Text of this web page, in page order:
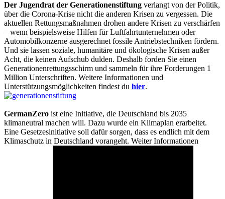
Der Jugendrat der Generationenstiftung verlangt von der Politik,
über die Corona-Krise nicht die anderen Krisen zu vergessen. Die
aktuellen Rettungsmaßnahmen drohen andere Krisen zu verschärfen
– wenn beispielsweise Hilfen für Luftfahrtunternehmen oder
Automobilkonzerne ausgerechnet fossile Antriebstechniken fördern.
Und sie lassen soziale, humanitäre und ökologische Krisen außer
Acht, die keinen Aufschub dulden. Deshalb forden Sie einen
Generationenrettungsschirm und sammeln für ihre Forderungen 1
Million Unterschriften. Weitere Informationen und
Unterstützungsmöglichkeiten findest du hier.
GermanZero ist eine Initiative, die Deutschland bis 2035
klimaneutral machen will. Dazu wurde ein Klimaplan erarbeitet.
Eine Gesetzesinitiative soll dafür sorgen, dass es endlich mit dem
Klimaschutz in Deutschland vorangeht. Weiter Informationen